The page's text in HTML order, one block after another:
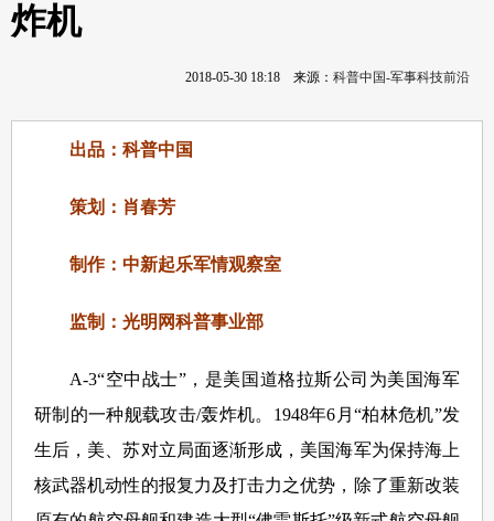
炸机
2018-05-30 18:18 来源： 科普中国-军事科技前沿
出品：科普中国
策划：肖春芳
制作：中新起乐军情观察室
监制：光明网科普事业部
A-3“空中战士”，是美国道格拉斯公司为美国海军
研制的一种舰载攻击/轰炸机。1948年6月“柏林危机”发
生后，美、苏对立局面逐渐形成，美国海军为保持海上
核武器机动性的报复力及打击力之优势，除了重新改装